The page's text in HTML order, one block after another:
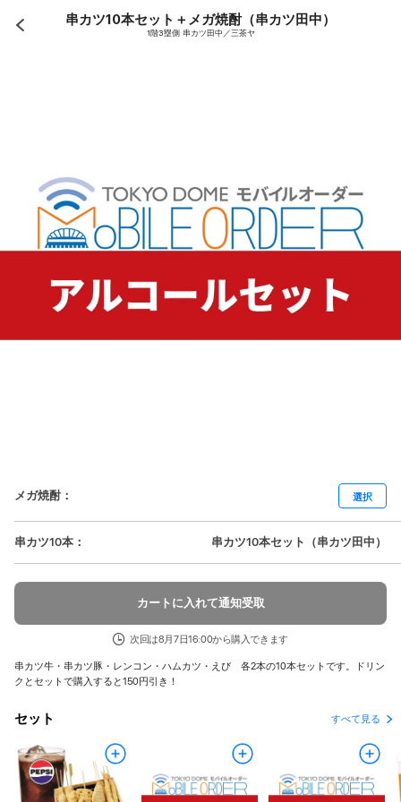
串カツ10本セット＋メガ焼酎（串カツ田中）
1階3塁側 串カツ田中／三茶ヤ
メガ焼酎： 選択
串カツ10本 ： 串カツ10本セット（串カツ田中）
カートに入れて通知受取
次回は8月7日16:00から購入できます
串カツ牛・串カツ豚・レンコン・ハムカツ・えび 各2本の10本セットです。ドリン
クとセットで購入すると150円引き！
セット すべて見る